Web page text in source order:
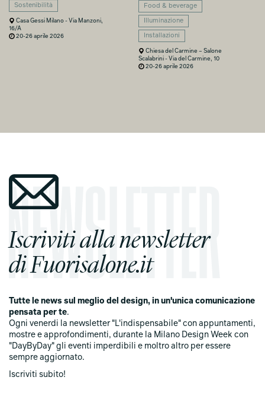
Sostenibilità
Casa Gessi Milano - Via Manzoni,
16/A
20-26 aprile 2026
Food & beverage
Illuminazione
Installazioni
Chiesa del Carmine – Salone
Scalabrini - Via del Carmine, 10
20-26 aprile 2026
Iscriviti alla newsletter
di Fuorisalone.it
Tutte le news sul meglio del design, in un'unica comunicazione
pensata per te.
Ogni venerdi la newsletter "L'indispensabile" con appuntamenti,
mostre e approfondimenti, durante la Milano Design Week con
"DayByDay" gli eventi imperdibili e moltro altro per essere
sempre aggiornato.
Iscriviti subito!